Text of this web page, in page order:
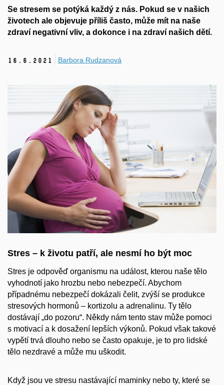
Se stresem se potýká každý z nás. Pokud se v našich
životech ale objevuje příliš často, může mít na naše
zdraví negativní vliv, a dokonce i na zdraví našich dětí.
16. 6. 2021 Barbora Rudzanová
Stres – k životu patří, ale nesmí ho být moc
Stres je odpověď organismu na událost, kterou naše tělo
vyhodnotí jako hrozbu nebo nebezpečí. Abychom
případnému nebezpečí dokázali čelit, zvýší se produkce
stresových hormonů – kortizolu a adrenalinu. Ty tělo
dostávají „do pozoru“. Někdy nám tento stav může pomoci
s motivací a k dosažení lepších výkonů. Pokud však takové
vypětí trvá dlouho nebo se často opakuje, je to pro lidské
tělo nezdravé a může mu uškodit.
Když jsou ve stresu nastávající maminky nebo ty, které se